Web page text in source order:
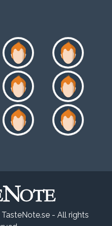
- All rights